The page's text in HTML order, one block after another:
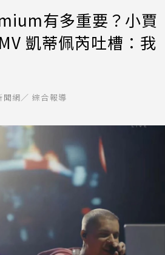
有多重要？小賈
凱蒂佩芮吐槽：我
聞網／ 綜合報導